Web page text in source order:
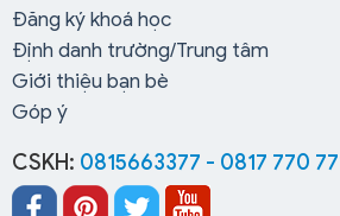
khóa học này sẽ được miễn phí
phí học lý thuyết lái xe.
đăng ký khóa học hạng C nhưng
được tổ chức thường xuyên, nếu
Đăng ký khoá học
Định danh trường/Trung tâm
Giới thiệu bạn bè
Góp ý
CSKH: 0815663377 - 0817 770